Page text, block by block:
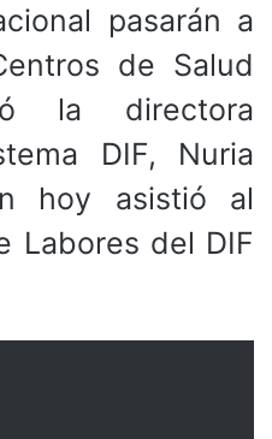
pasarán a
de Salud
la directora
DIF, Nuria
hoy asistió al
Labores del DIF